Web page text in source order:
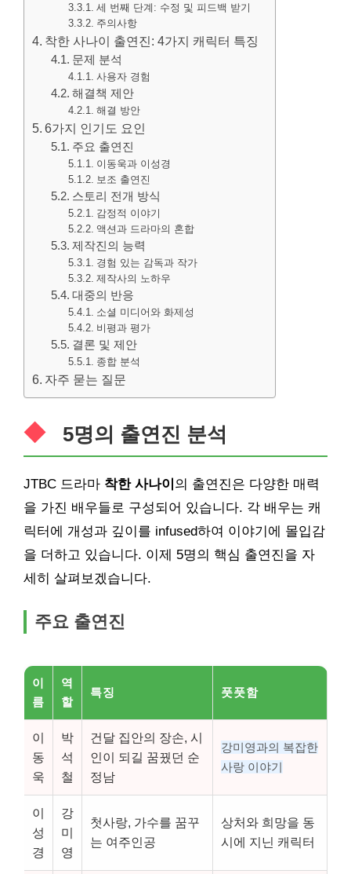
세 번째 단계: 수정 및 피드백 받기
주의사항
착한 사나이 출연진: 4가지 캐릭터 특징
문제 분석
사용자 경험
해결책 제안
해결 방안
6가지 인기도 요인
주요 출연진
이동욱과 이성경
보조 출연진
스토리 전개 방식
감정적 이야기
액션과 드라마의 혼합
제작진의 능력
경험 있는 감독과 작가
제작사의 노하우
대중의 반응
소셜 미디어와 화제성
비평과 평가
결론 및 제안
종합 분석
자주 묻는 질문
5명의 출연진 분석
JTBC 드라마 착한 사나이 의 출연진은 다양한 매력
을 가진 배우들로 구성되어 있습니다. 각 배우는 캐
릭터에 개성과 깊이를 infused하여 이야기에 몰입감
을 더하고 있습니다. 이제 5명의 핵심 출연진을 자
세히 살펴보겠습니다.
주요 출연진
이
름
역
할
특징 풋풋함
이
동
욱
박
석
철
건달 집안의 장손, 시
인이 되길 꿈꿨던 순
정남
강미영과의 복잡한
사랑 이야기
이
성
경
강
미
영
첫사랑, 가수를 꿈꾸
는 여주인공
상처와 희망을 동
시에 지닌 캐릭터